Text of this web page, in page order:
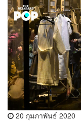
20 กุมภาพันธ์ 2020